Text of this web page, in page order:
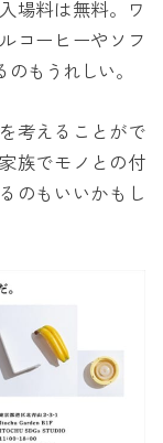
場料は無料。ワ
コーヒーやソフ
もうれしい。
考えることがで
族でモノとの付
のもいいかもし